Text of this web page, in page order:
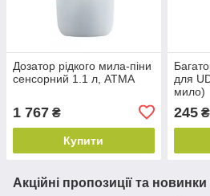
Дозатор рідкого мила-піни
сенсорний 1.1 л, АТМА
1 767 ₴
Купити
для
мило)
245₴
Акційні пропозиції та новинки